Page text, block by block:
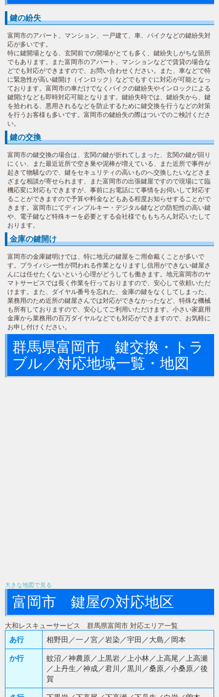
鍵の紛失
富岡市のアパート、マンション、一戸建て、車、バイクなどの鍵紛失対
応が多いです。
特に鍵開場となる、玄関前での開場がとても多く、鍵紛失しがちな箇所
でもあります。また富岡市のアパート、マンションなどで賃貸の場合な
どでも対応ができますので、お問い合わせください。また、車などで特
に緊急性が高い鍵開け（インロック）などでもすぐに対応が可能となっ
ております。富岡市の車だけでなくバイクの鍵紛失やインロックによる
鍵開けなども即時対応可能となります。鍵紛失時では、鍵紛失から、鍵
を拾われる、悪用されるなどを防止するために鍵交換を行うなどの対策
を行うお客様も多いです。富岡市の鍵紛失の際はついでのご検討くださ
い。
鍵の交換
富岡市の鍵交換の場合は、玄関の鍵が折れてしまった、玄関の鍵が回り
にくい、また最近近所で空き巣や泥棒が増えている、また近所で事件が
起きて物騒なので、鍵をセキュリティの高いものへ交換したいなどさま
ざまな相談が寄せられます、また富岡市の出張鍵屋ですので現場にて臨
機応変に対応もできますが、事前にお電話にて事情をお伺いして対応す
ることができますので予算や料金などもある程度お知らせすることがで
きます。富岡市にてディンプルキー・デジタル鍵などの防犯性の高い鍵
や、電子鍵など特殊キーを必要とする会社様でももちろん対応いたして
おります。
金庫の鍵開け
富岡市の金庫鍵明けでは、特に地元の鍵屋をご用命戴くことが多いで
す。プライバシー性が問われる作業となりますし信用ができない鍵屋さ
んには任せたくないという心理がどうしても働きます。地元富岡市のヤ
マトサービスでは長く作業を行っておりますので、安心して依頼いただ
けます。また、ダイヤル番号を忘れた、金庫の鍵をなくしてしまった、
業務用のため近所の鍵屋さんでは対応ができなかったなど、特殊な機械
も所有しておりますので、安心してご利用いただけます。小さい家庭用
金庫から業務用の百万ダイヤルなどでも対応ができますので、お気軽に
お申し付けください。
群馬県富岡市 鍵交換・トラ
ブル／対応地域一覧・地図
大きな地図で見る
富岡市 鍵屋の対応地区
大和レスキューサービス 群馬県富岡市 対応エリア一覧
あ行 相野田／一ノ宮／岩染／宇田／大島／岡本
か行
蚊沼／神農原／上黒岩／上小林／上高尾／上高瀬
／上丹生／神成／君川／黒川／桑原／小桑原／後
賀